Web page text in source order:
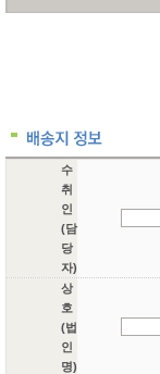
수
취
인
(담
당
자)
상
호
(법
인
명)